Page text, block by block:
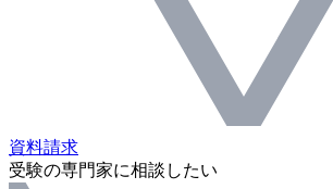
資料請求
受験の専門家に相談したい